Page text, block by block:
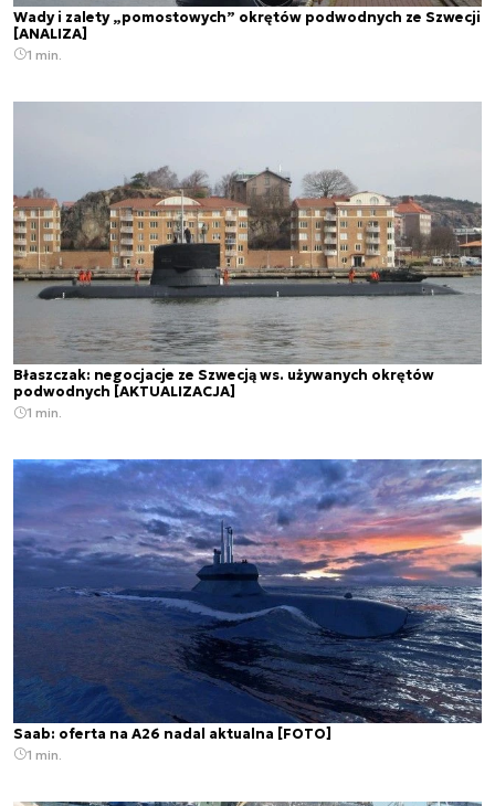
Wady i zalety „pomostowych” okrętów podwodnych ze Szwecji
[ANALIZA]
1 min.
Błaszczak: negocjacje ze Szwecją ws. używanych okrętów
podwodnych [AKTUALIZACJA]
1 min.
Saab: oferta na A26 nadal aktualna [FOTO]
1 min.